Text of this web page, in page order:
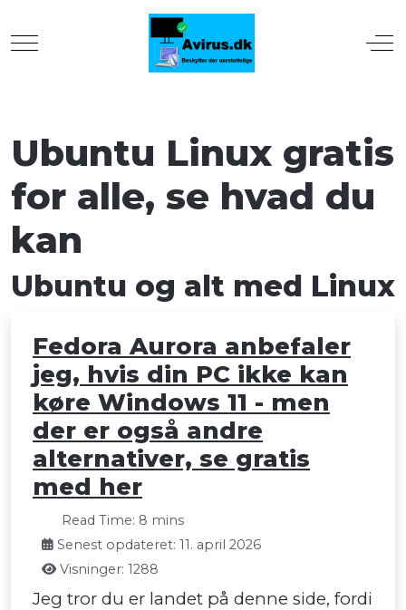
Mobile Menu Toggle
Ubuntu Linux gratis
for alle, se hvad du
kan
Ubuntu og alt med Linux
Fedora Aurora anbefaler
jeg, hvis din PC ikke kan
køre Windows 11 - men
der er også andre
alternativer, se gratis
med her
Read Time: 8 mins
Senest opdateret: 11. april 2026
Visninger: 1288
Jeg tror du er landet på denne side, fordi